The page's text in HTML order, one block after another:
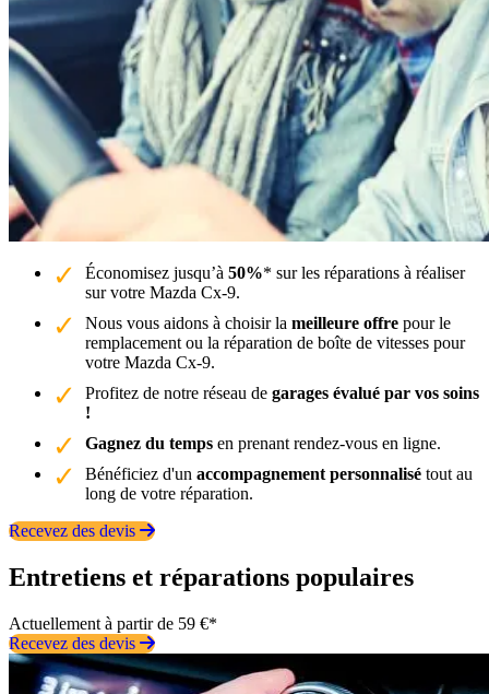
Économisez jusqu’à 50%* sur les réparations à réaliser
sur votre Mazda Cx-9.
Nous vous aidons à choisir la meilleure offre pour le
remplacement ou la réparation de boîte de vitesses pour
votre Mazda Cx-9.
Profitez de notre réseau de garages évalué par vos soins
!
Gagnez du temps en prenant rendez-vous en ligne.
Bénéficiez d'un accompagnement personnalisé tout au
long de votre réparation.
Recevez des devis
Entretiens et réparations populaires
Actuellement à partir de 59 €*
Recevez des devis